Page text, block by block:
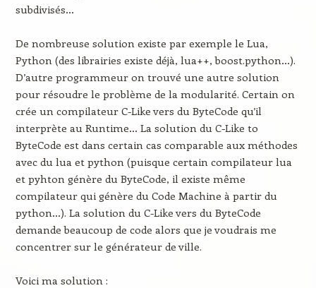
subdivisés…
De nombreuse solution existe par exemple le Lua,
Python (des librairies existe déjà, lua++, boost.python…).
D’autre programmeur on trouvé une autre solution
pour résoudre le problème de la modularité. Certain on
crée un compilateur C-Like vers du ByteCode qu’il
interprète au Runtime… La solution du C-Like to
ByteCode est dans certain cas comparable aux méthodes
avec du lua et python (puisque certain compilateur lua
et pyhton génère du ByteCode, il existe même
compilateur qui génère du Code Machine à partir du
python…). La solution du C-Like vers du ByteCode
demande beaucoup de code alors que je voudrais me
concentrer sur le générateur de ville.
Voici ma solution :